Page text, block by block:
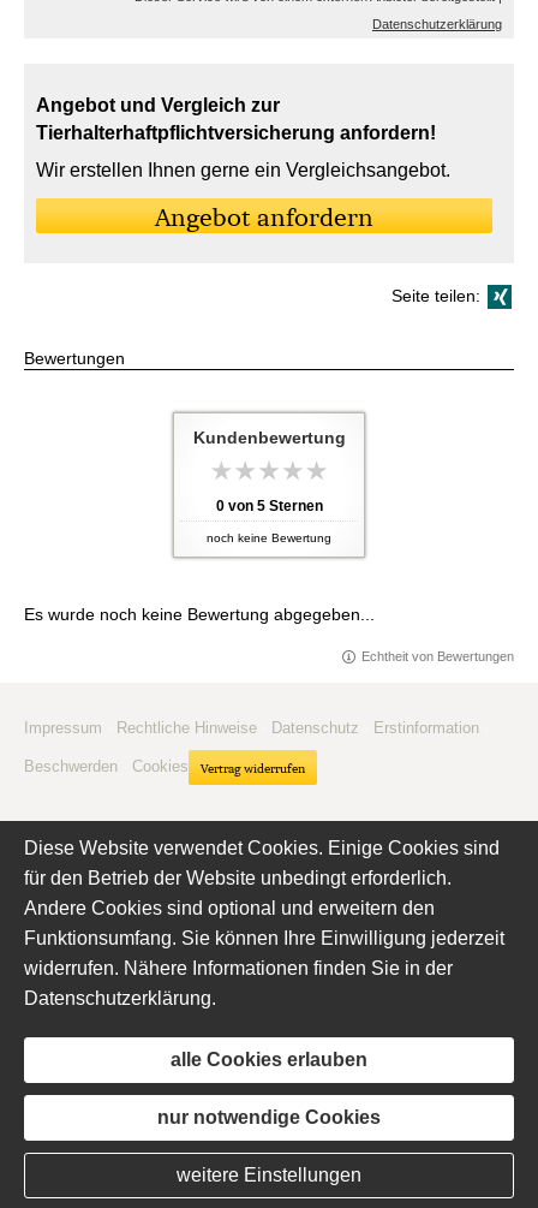
Datenschutzerklärung
Angebot und Vergleich zur
Tierhalterhaftpflichtversicherung anfordern!
Wir erstellen Ihnen gerne ein Vergleichsangebot.
An­ge­bot an­for­dern
Seite teilen:
Bewertungen
Kundenbewertung
0von 5Sternen
noch keine Bewertung
Es wurde noch keine Bewertung abgegeben...
Echtheit von Bewertungen
Impressum Rechtliche Hinweise Datenschutz Erstinformation
Beschwerden Cookies Vertrag widerrufen
Diese Website verwendet Cookies. Einige Cookies sind
für den Betrieb der Website unbedingt erforderlich.
Andere Cookies sind optional und erweitern den
Funktionsumfang. Sie können Ihre Einwilligung jederzeit
widerrufen. Nähere Informationen finden Sie in der
Datenschutzerklärung.
alle Cookies erlauben
nur notwendige Cookies
weitere Einstellungen